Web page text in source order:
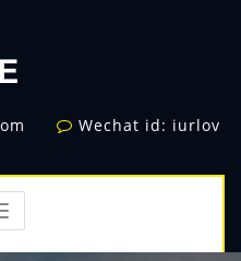
Wechat id: iurlov